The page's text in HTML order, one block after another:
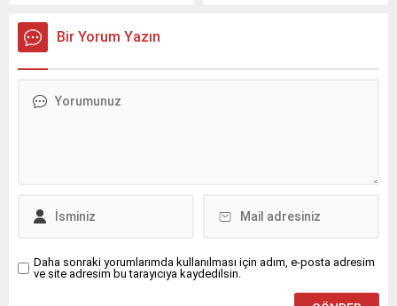
Bir Yorum Yazın
Daha sonraki yorumlarımda kullanılması için adım, e-posta adresim
ve site adresim bu tarayıcıya kaydedilsin.